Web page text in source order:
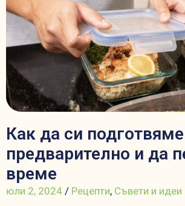
Как да си
предварително и да
време
юли 2, 2024 / Рецепти, Съвети и идеи